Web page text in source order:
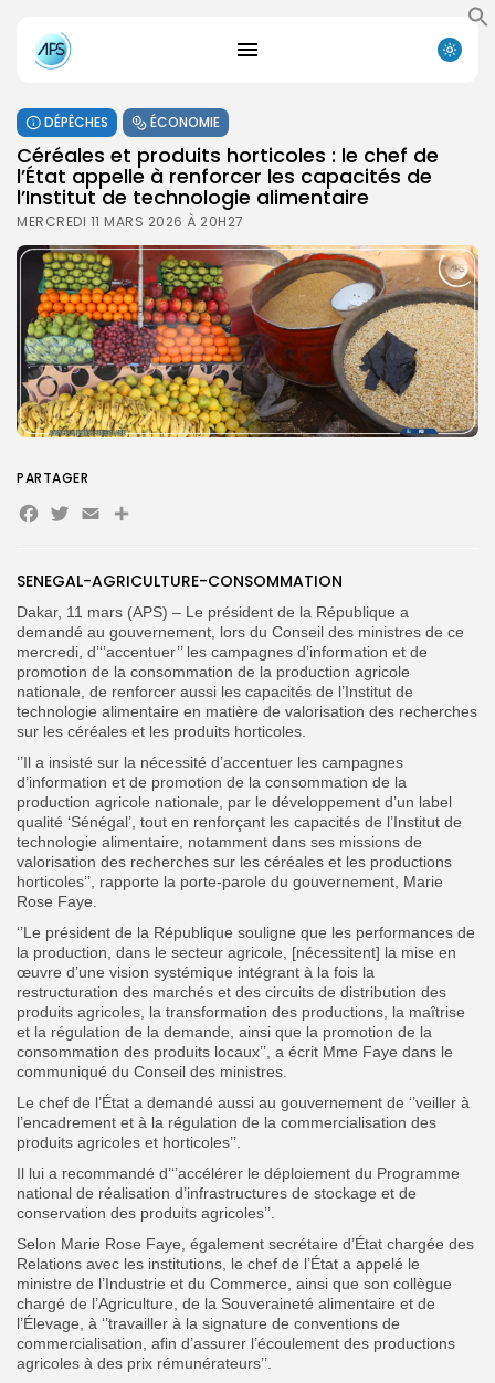
for:
FR
DÉPÊCHES ÉCONOMIE
Céréales et produits horticoles : le chef de
l’État appelle à renforcer les capacités de
l’Institut de technologie alimentaire
MERCREDI 11 MARS 2026 À 20H27
SENEGAL-AGRICULTURE-CONSOMMATION
Dakar, 11 mars (APS) – Le président de la République a
demandé au gouvernement, lors du Conseil des ministres de ce
mercredi, d’‘’accentuer’’ les campagnes d’information et de
promotion de la consommation de la production agricole
nationale, de renforcer aussi les capacités de l’Institut de
technologie alimentaire en matière de valorisation des recherches
sur les céréales et les produits horticoles.
‘’Il a insisté sur la nécessité d’accentuer les campagnes
d’information et de promotion de la consommation de la
production agricole nationale, par le développement d’un label
qualité ‘Sénégal’, tout en renforçant les capacités de l’Institut de
technologie alimentaire, notamment dans ses missions de
valorisation des recherches sur les céréales et les productions
horticoles’’, rapporte la porte-parole du gouvernement, Marie
Rose Faye.
‘’Le président de la République souligne que les performances de
la production, dans le secteur agricole, [nécessitent] la mise en
œuvre d’une vision systémique intégrant à la fois la
restructuration des marchés et des circuits de distribution des
produits agricoles, la transformation des productions, la maîtrise
et la régulation de la demande, ainsi que la promotion de la
consommation des produits locaux’’, a écrit Mme Faye dans le
communiqué du Conseil des ministres.
Le chef de l’État a demandé aussi au gouvernement de ‘’veiller à
l’encadrement et à la régulation de la commercialisation des
produits agricoles et horticoles’’.
Il lui a recommandé d’‘’accélérer le déploiement du Programme
national de réalisation d’infrastructures de stockage et de
conservation des produits agricoles’’.
Selon Marie Rose Faye, également secrétaire d’État chargée des
Relations avec les institutions, le chef de l’État a appelé le
ministre de l’Industrie et du Commerce, ainsi que son collègue
chargé de l’Agriculture, de la Souveraineté alimentaire et de
l’Élevage, à ‘’travailler à la signature de conventions de
commercialisation, afin d’assurer l’écoulement des productions
agricoles à des prix rémunérateurs’’.
PARTAGER
Facebook
Twitter
EmailPartager